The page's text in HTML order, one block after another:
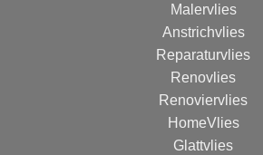
Malervlies
Anstrichvlies
Reparaturvlies
Renovlies
Renoviervlies
HomeVlies
Glattvlies